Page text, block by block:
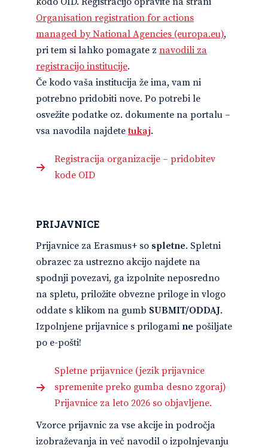
Organisation registration for actions
managed by National Agencies (europa.eu),
pri tem si lahko pomagate z navodili za
registracijo institucije.
Če kodo vaša institucija že ima, vam ni
potrebno pridobiti nove. Po potrebi le
osvežite podatke oz. dokumente na portalu –
vsa navodila najdetetukaj.
Registracija organizacije – pridobitev
kode OID
PRIJAVNICE
Prijavnice za Erasmus+ so spletne. Spletni
obrazec za ustrezno akcijo najdete na
spodnji povezavi, ga izpolnite neposredno
na spletu, priložite obvezne priloge in vlogo
oddate s klikom na gumb SUBMIT/ODDAJ.
Izpolnjene prijavnice s prilogami ne pošiljate
po e-pošti!
Spletne prijavnice (jezik prijavnice
spremenite preko gumba desno zgoraj)
Prijavnice za leto 2026 so objavljene.
Vzorce prijavnic za vse akcije in področja
izobraževanja in več navodil o izpolnjevanju